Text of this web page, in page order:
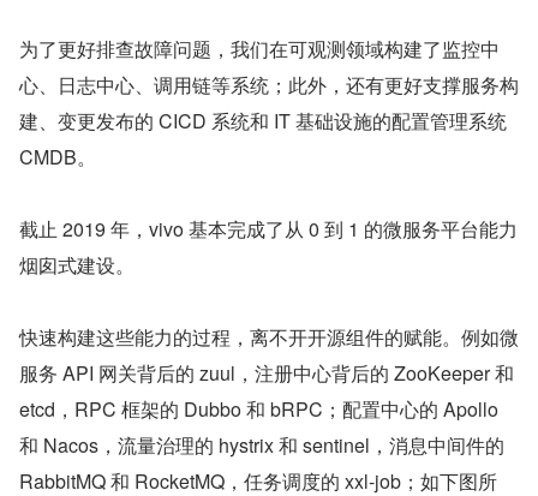
为了更好排查故障问题，我们在可观测领域构建了监控中
心、日志中心、调用链等系统；此外，还有更好支撑服务构
建、变更发布的 CICD 系统和 IT 基础设施的配置管理系统
CMDB。
截止 2019 年，vivo 基本完成了从 0 到 1 的微服务平台能力
烟囱式建设。
快速构建这些能力的过程，离不开开源组件的赋能。例如微
服务 API 网关背后的 zuul，注册中心背后的 ZooKeeper 和
etcd，RPC 框架的 Dubbo 和 bRPC；配置中心的 Apollo
和 Nacos，流量治理的 hystrix 和 sentinel，消息中间件的
RabbitMQ 和 RocketMQ，任务调度的 xxl-job；如下图所